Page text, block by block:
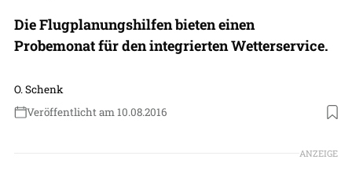
Die Flugplanungshilfen bieten einen
Probemonat für den integrierten Wetterservice.
O. Schenk
Veröffentlicht am 10.08.2016
ANZEIGE